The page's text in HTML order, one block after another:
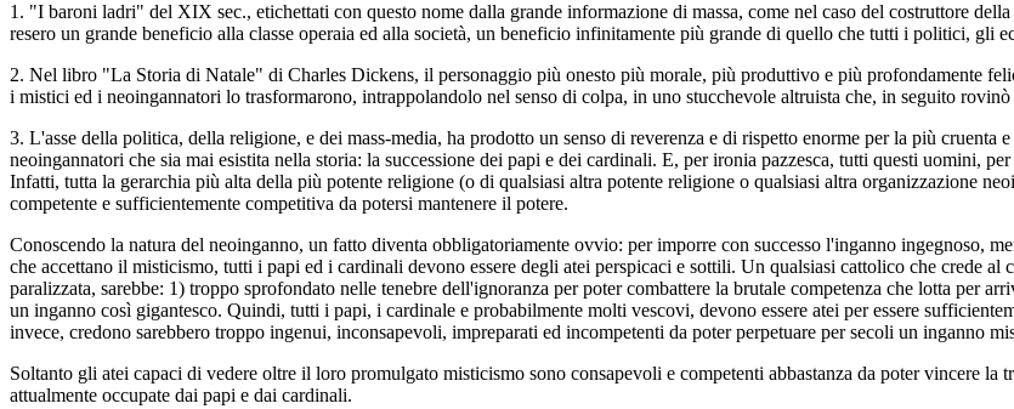
1. "I baroni ladri" del XIX sec., etichettati con questo nome dalla grande informazione di massa, come nel caso del costruttore
resero un grande beneficio alla classe operaia ed alla società, un beneficio infinitamente più grande di quello che tutti i politici, gli
2. Nel libro "La Storia di Natale" di Charles Dickens, il personaggio più onesto più morale, più produttivo e più profondamente
i mistici ed i neoingannatori lo trasformarono, intrappolandolo nel senso di colpa, in uno stucchevole altruista che, in seguito
3. L'asse della politica, della religione, e dei mass-media, ha prodotto un senso di reverenza e di rispetto enorme per la più
neoingannatori che sia mai esistita nella storia: la successione dei papi e dei cardinali. E, per ironia pazzesca, tutti questi uomini,
Infatti, tutta la gerarchia più alta della più potente religione (o di qualsiasi altra potente religione o qualsiasi altra organizzazione
competente e sufficientemente competitiva da potersi mantenere il potere.
Conoscendo la natura del neoinganno, un fatto diventa obbligatoriamente ovvio: per imporre con successo l'inganno ingegnoso,
che accettano il misticismo, tutti i papi ed i cardinali devono essere degli atei perspicaci e sottili. Un qualsiasi cattolico che crede
paralizzata, sarebbe: 1) troppo sprofondato nelle tenebre dell'ignoranza per poter combattere la brutale competenza che lotta per
un inganno così gigantesco. Quindi, tutti i papi, i cardinale e probabilmente molti vescovi, devono essere atei per essere
invece, credono sarebbero troppo ingenui, inconsapevoli, impreparati ed incompetenti da poter perpetuare per secoli un inganno
Soltanto gli atei capaci di vedere oltre il loro promulgato misticismo sono consapevoli e competenti abbastanza da poter vincere la
attualmente occupate dai papi e dai cardinali.